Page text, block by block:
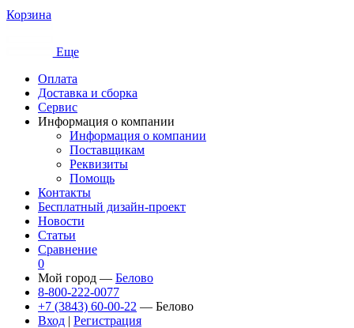
Корзина
Еще
Оплата
Доставка и сборка
Сервис
Информация о компании
Информация о компании
Поставщикам
Реквизиты
Помощь
Контакты
Бесплатный дизайн-проект
Новости
Статьи
Сравнение
0
Мой город — Белово
8-800-222-0077
+7 (3843) 60-00-22 — Белово
Вход | Регистрация